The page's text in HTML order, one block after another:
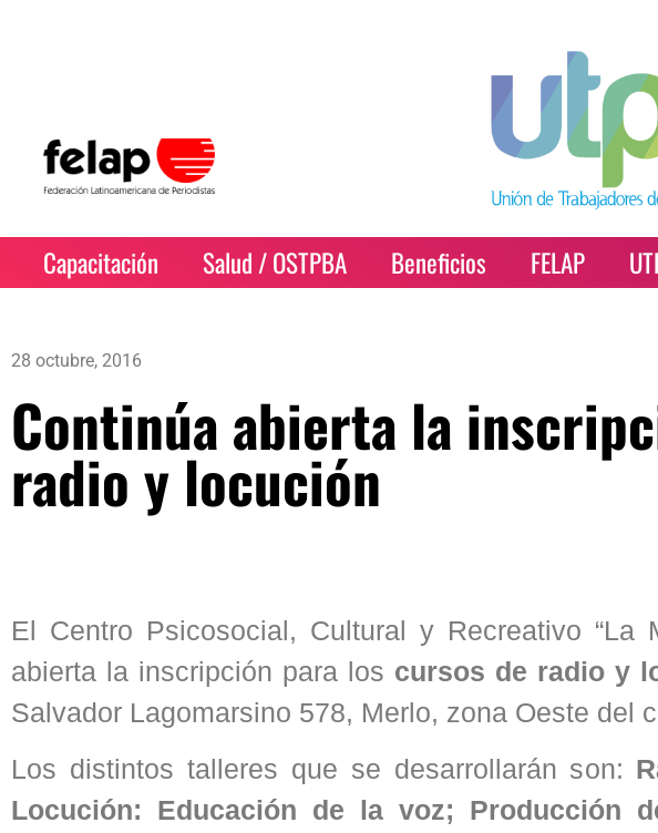
Capacitación Salud / OSTPBA Beneficios FELAP
28 octubre, 2016
Continúa abierta la
radio y locución
El Centro Psicosocial, Cultural y Recreativo “La
abierta la inscripción para los cursos de radio y
Salvador Lagomarsino 578, Merlo, zona Oeste del
Los distintos talleres que se desarrollarán son:
Locución: Educación de la voz; Producción